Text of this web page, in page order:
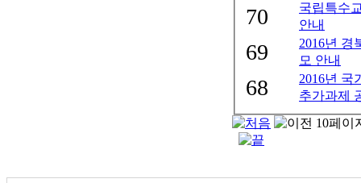
70
국립특수
안내
69
2016년 경
모 안내
68
2016년 국
추가과제